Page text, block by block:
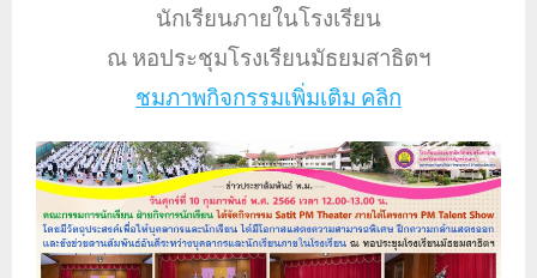
นักเรียนภายในโรงเรียน
ณ หอประชุมโรงเรียนมัธยมสาธิตฯ
ชมภาพกิจกรรมเพิ่มเติม คลิก